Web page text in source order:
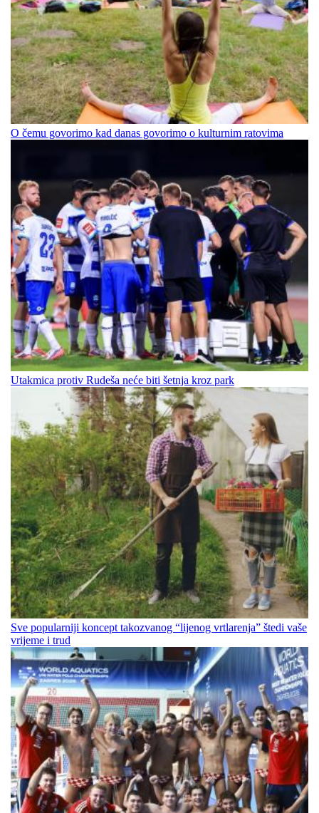
O čemu govorimo kad danas govorimo o kulturnim ratovima
Utakmica protiv Rudeša neće biti šetnja kroz park
Sve popularniji koncept takozvanog “lijenog vrtlarenja” štedi vaše
vrijeme i trud